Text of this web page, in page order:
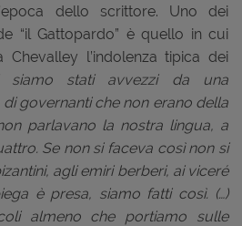
dello scrittore. Uno dei
“il Gattopardo” è quello in cui
Chevalley l’indolenza tipica dei
siamo stati avvezzi da una
governanti che non erano della
parlavano la nostra lingua, a
Se non si faceva così non si
agli emiri berberi, ai viceré
è presa, siamo fatti così. (…)
almeno che portiamo sulle